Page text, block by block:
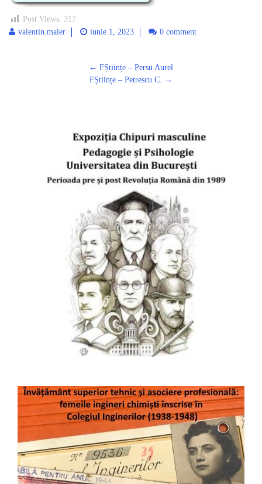
Post Views: 317
valentin.maier
iunie 1, 2023 0 comment
← FȘtiințe – Persu Aurel
FȘtiințe – Petrescu C.
→